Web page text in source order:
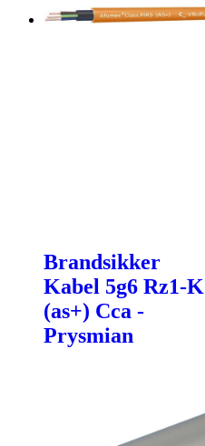
Brandsikker
Kabel 5g6 Rz1-K
(as+) Cca -
Prysmian